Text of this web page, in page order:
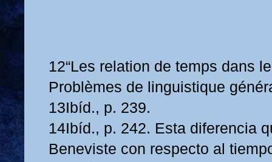
12“Les relation de temps dans
Problèmes de linguistique
13Ibíd., p. 239.
14Ibíd., p. 242. Esta diferencia
Beneviste con respecto al